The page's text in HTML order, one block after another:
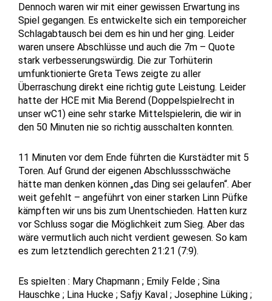
Dennoch waren wir mit einer gewissen Erwartung ins
Spiel gegangen. Es entwickelte sich ein temporeicher
Schlagabtausch bei dem es hin und her ging. Leider
waren unsere Abschlüsse und auch die 7m – Quote
stark verbesserungswürdig. Die zur Torhüterin
umfunktionierte Greta Tews zeigte zu aller
Überraschung direkt eine richtig gute Leistung. Leider
hatte der HCE mit Mia Berend (Doppelspielrecht in
unser wC1) eine sehr starke Mittelspielerin, die wir in
den 50 Minuten nie so richtig ausschalten konnten.
11 Minuten vor dem Ende führten die Kurstädter mit 5
Toren. Auf Grund der eigenen Abschlussschwäche
hätte man denken können „das Ding sei gelaufen“. Aber
weit gefehlt – angeführt von einer starken Linn Püfke
kämpften wir uns bis zum Unentschieden. Hatten kurz
vor Schluss sogar die Möglichkeit zum Sieg. Aber das
wäre vermutlich auch nicht verdient gewesen. So kam
es zum letztendlich gerechten 21:21 (7:9).
Es spielten : Mary Chapmann ; Emily Felde ; Sina
Hauschke ; Lina Hucke ; Safjy Kaval ; Josephine Lüking ;